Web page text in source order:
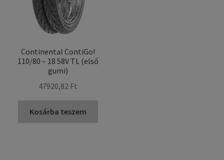
Continental ContiGo!
110/80 – 18 58V TL (első
gumi)
47920,82 Ft
Kosárba teszem